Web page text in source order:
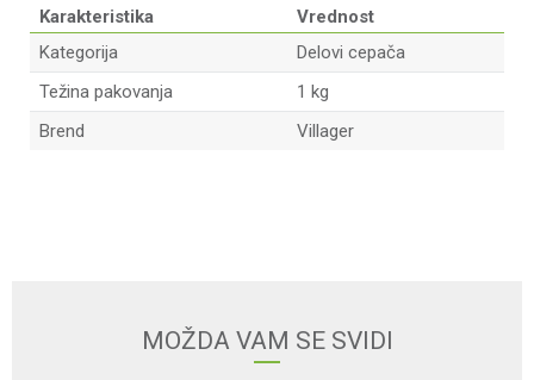
Karakteristika
Vrednost
Kategorija
Delovi cepača
Težina pakovanja
1 kg
Brend
Villager
MOŽDA VAM SE SVIDI